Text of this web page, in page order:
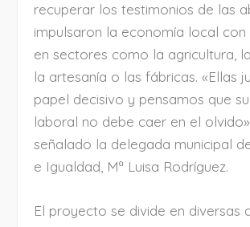
recuperar los testimonios de las
impulsaron la economía local
en sectores como la agricultura,
la artesanía o las fábricas. «Ellas
papel decisivo y pensamos que
laboral no debe caer en el
señalado la delegada municipal
e Igualdad, Mª Luisa Rodríguez.
El proyecto se divide en diversas